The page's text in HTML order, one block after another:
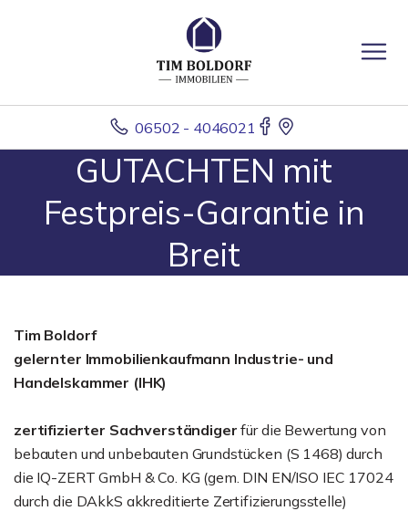
06502 - 4046021
GUTACHTEN mit
Festpreis-Garantie in
Breit
Tim Boldorf
gelernter Immobilienkaufmann Industrie- und
Handelskammer (IHK)
zertifizierter Sachverständiger für die Bewertung von
bebauten und unbebauten Grundstücken (S 1468) durch
die IQ-ZERT GmbH & Co. KG (gem. DIN EN/ISO IEC 17024
durch die DAkkS akkreditierte Zertifizierungsstelle)